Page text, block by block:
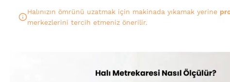
Halınızın ömrünü uzatmak için makinada yıkamak yerine
merkezlerini tercih etmeniz önerilir.